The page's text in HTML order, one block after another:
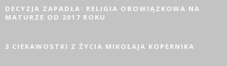
DECYZJA ZAPADŁA: RELIGIA OBOWIĄZKOWA NA
MATURZE OD 2017 ROKU
3 CIEKAWOSTKI Z ŻYCIA MIKOŁAJA KOPERNIKA